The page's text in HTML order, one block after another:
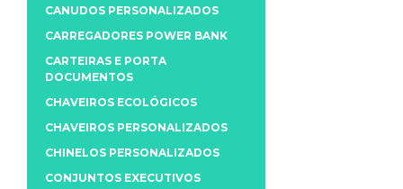
CANUDOS PERSONALIZADOS
CARREGADORES POWER BANK
CARTEIRAS E PORTA
DOCUMENTOS
CHAVEIROS ECOLÓGICOS
CHAVEIROS PERSONALIZADOS
CHINELOS PERSONALIZADOS
CONJUNTOS EXECUTIVOS